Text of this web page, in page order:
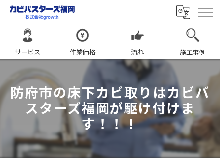
サービス 作業価格 流れ 施工事例
防府市の床下カビ取りはカビバ
スターズ福岡が駆け付けま
す！！！